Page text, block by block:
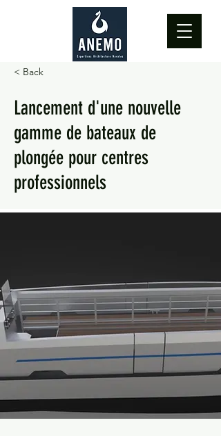
< Back
Lancement d'une nouvelle
gamme de bateaux de
plongée pour centres
professionnels